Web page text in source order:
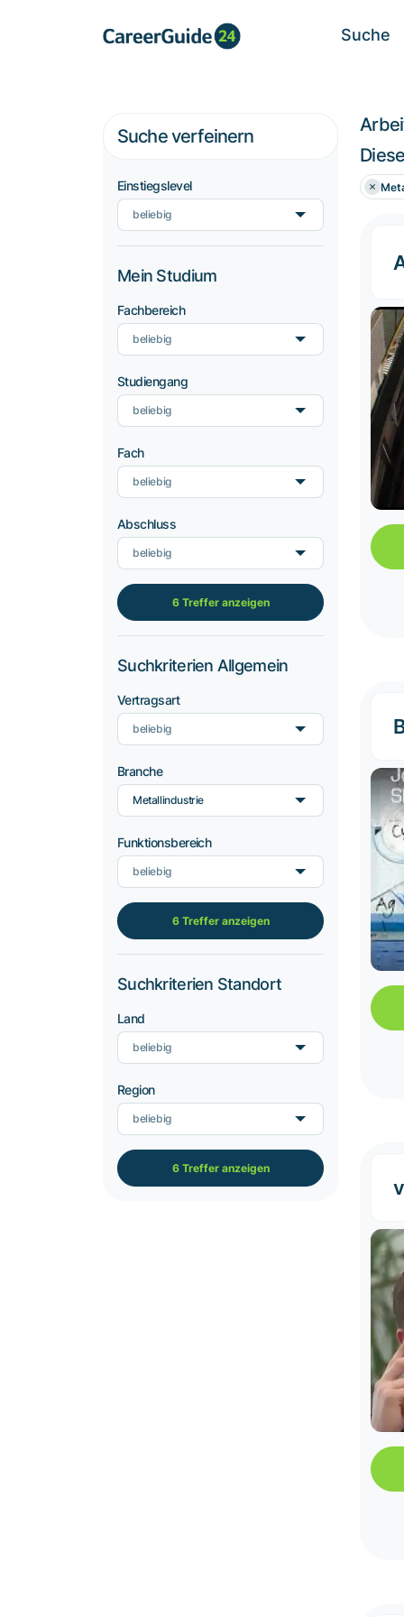
Suche
Suche verfeinern
Einstiegslevel
beliebig
Mein Studium
Fachbereich
beliebig
Studiengang
beliebig
Fach
beliebig
Abschluss
beliebig
6 Treffer anzeigen
Suchkriterien Allgemein
Vertragsart
beliebig
Branche
Metallindustrie
Funktionsbereich
beliebig
6 Treffer anzeigen
Suchkriterien Standort
Land
beliebig
Region
beliebig
6 Treffer anzeigen